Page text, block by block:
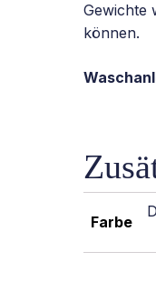
Gewichte
können.
Farbe